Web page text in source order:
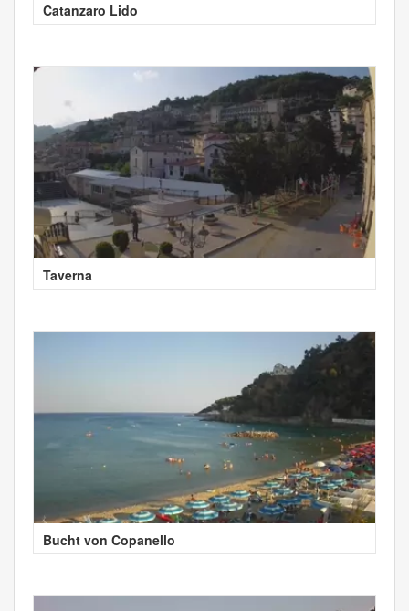
Catanzaro Lido
Taverna
Bucht von Copanello